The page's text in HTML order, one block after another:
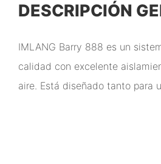
DESCRIPCIÓN
IMLANG Barry 888 es un
calidad con excelente
aire. Está diseñado tanto para